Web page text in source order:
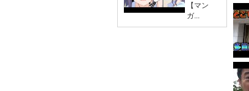
【マン
ガ...